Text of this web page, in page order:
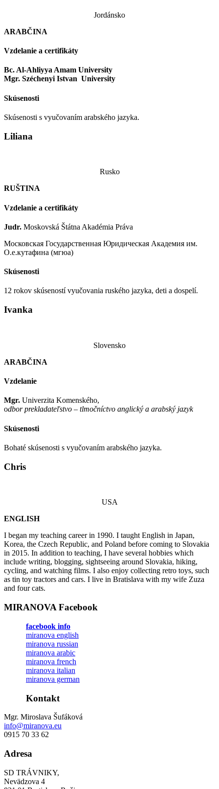
Jordánsko
ARABČINA
Vzdelanie a certifikáty
Bc. Al-Ahliyya Amam University
Mgr. Széchenyi Istvan University
Skúsenosti
Skúsenosti s vyučovaním arabského jazyka.
Liliana
Rusko
RUŠTINA
Vzdelanie a certifikáty
Judr. Moskovská Štátna Akadémia Práva
Московская Государственная Юридическая Академия им.
О.е.кутафина (мгюа)
Skúsenosti
12 rokov skúseností vyučovania ruského jazyka, deti a dospelí.
Ivanka
Slovensko
ARABČINA
Vzdelanie
Mgr. Univerzita Komenského,
odbor prekladateľstvo – tlmočníctvo anglický a arabský jazyk
Skúsenosti
Bohaté skúsenosti s vyučovaním arabského jazyka.
Chris
USA
ENGLISH
I began my teaching career in 1990. I taught English in Japan,
Korea, the Czech Republic, and Poland before coming to Slovakia
in 2015. In addition to teaching, I have several hobbies which
include writing, blogging, sightseeing around Slovakia, hiking,
cycling, and watching films. I also enjoy collecting retro toys, such
as tin toy tractors and cars. I live in Bratislava with my wife Zuza
and four cats.
MIRANOVA Facebook
facebook info
miranova english
miranova russian
miranova arabic
miranova french
miranova italian
miranova german
Kontakt
Mgr. Miroslava Šufáková
info@miranova.eu
0915 70 33 62
Adresa
SD TRÁVNIKY,
Nevädzova 4